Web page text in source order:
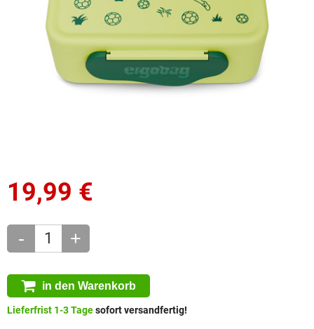
19,99 €
- +
in den Warenkorb
Lieferfrist 1-3 Tagesofort versandfertig!